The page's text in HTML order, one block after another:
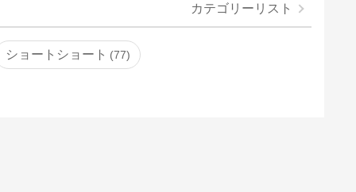
カテゴリーリスト
ショートショート 77